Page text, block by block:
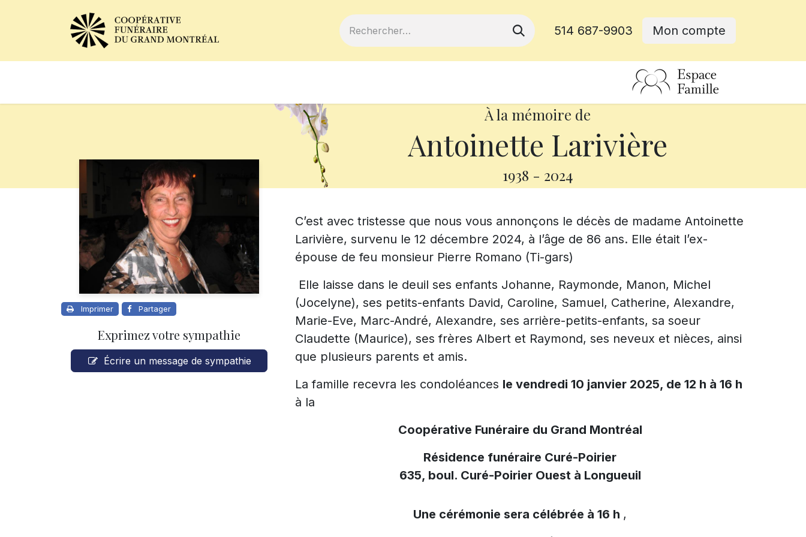
514 687-9903 Mon compte
À la mémoire de
Antoinette Larivière
1938 - 2024
Imprimer Partager
Exprimez votre sympathie
Écrire un message de sympathie
C’est avec tristesse que nous vous annonçons le décès de madame Antoinette
Larivière, survenu le 12 décembre 2024, à l’âge de 86 ans. Elle était l’ex-
épouse de feu monsieur Pierre Romano (Ti-gars)
Elle laisse dans le deuil ses enfants Johanne, Raymonde, Manon, Michel
(Jocelyne), ses petits-enfants David, Caroline, Samuel, Catherine, Alexandre,
Marie-Eve, Marc-André, Alexandre, ses arrière-petits-enfants, sa soeur
Claudette (Maurice), ses frères Albert et Raymond, ses neveux et nièces, ainsi
que plusieurs parents et amis.
La famille recevra les condoléances le vendredi 10 janvier 2025, de 12 h à 16 h
à la
Coopérative Funéraire du Grand Montréal
Résidence funéraire Curé-Poirier
635, boul. Curé-Poirier Ouest à Longueuil
Une cérémonie sera célébrée à 16 h ,